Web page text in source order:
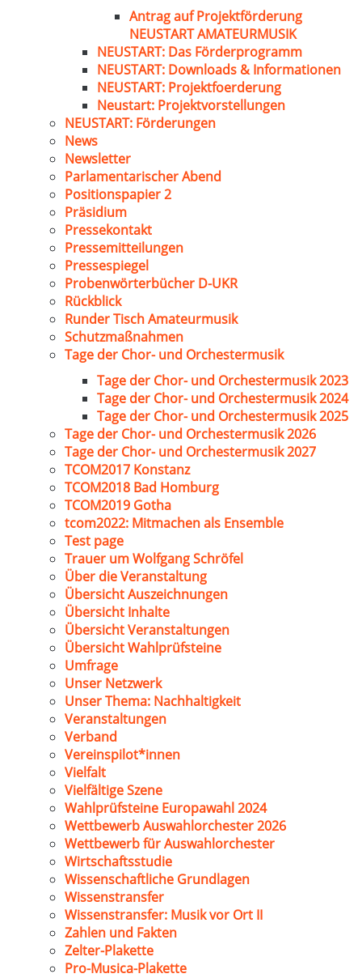
Antrag auf Projektförderung
NEUSTART AMATEURMUSIK
NEUSTART: Das Förderprogramm
NEUSTART: Downloads & Informationen
NEUSTART: Projektfoerderung
Neustart: Projektvorstellungen
NEUSTART: Förderungen
News
Newsletter
Parlamentarischer Abend
Positionspapier 2
Präsidium
Pressekontakt
Pressemitteilungen
Pressespiegel
Probenwörterbücher D-UKR
Rückblick
Runder Tisch Amateurmusik
Schutzmaßnahmen
Tage der Chor- und Orchestermusik
Tage der Chor- und Orchestermusik 2023
Tage der Chor- und Orchestermusik 2024
Tage der Chor- und Orchestermusik 2025
Tage der Chor- und Orchestermusik 2026
Tage der Chor- und Orchestermusik 2027
TCOM2017 Konstanz
TCOM2018 Bad Homburg
TCOM2019 Gotha
tcom2022: Mitmachen als Ensemble
Test page
Trauer um Wolfgang Schröfel
Über die Veranstaltung
Übersicht Auszeichnungen
Übersicht Inhalte
Übersicht Veranstaltungen
Übersicht Wahlprüfsteine
Umfrage
Unser Netzwerk
Unser Thema: Nachhaltigkeit
Veranstaltungen
Verband
Vereinspilot*innen
Vielfalt
Vielfältige Szene
Wahlprüfsteine Europawahl 2024
Wettbewerb Auswahlorchester 2026
Wettbewerb für Auswahlorchester
Wirtschaftsstudie
Wissenschaftliche Grundlagen
Wissenstransfer
Wissenstransfer: Musik vor Ort II
Zahlen und Fakten
Zelter-Plakette
Pro-Musica-Plakette